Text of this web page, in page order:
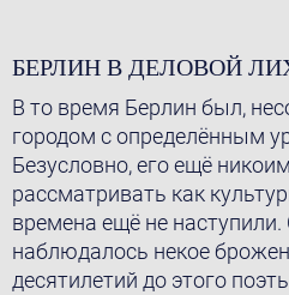
БЕРЛИН В ДЕЛОВОЙ
В то время Берлин был,
городом с определённым
Безусловно, его ещё
рассматривать как
времена ещё не
наблюдалось некое
десятилетий до этого